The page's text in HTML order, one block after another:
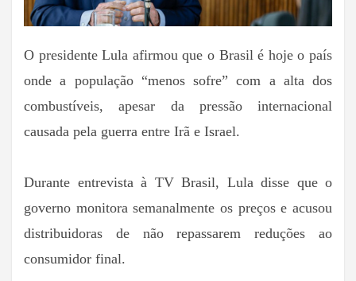
O presidente Lula afirmou que o Brasil é hoje o país
onde a população “menos sofre” com a alta dos
combustíveis, apesar da pressão internacional
causada pela guerra entre Irã e Israel.
Durante entrevista à TV Brasil, Lula disse que o
governo monitora semanalmente os preços e acusou
distribuidoras de não repassarem reduções ao
consumidor final.